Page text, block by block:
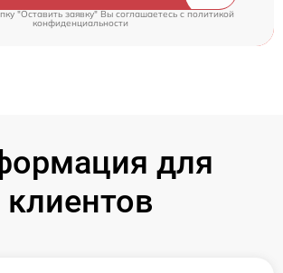
"Оставить заявку" Вы соглашаетесь cполитикой
конфиденциальности
для
клиентов